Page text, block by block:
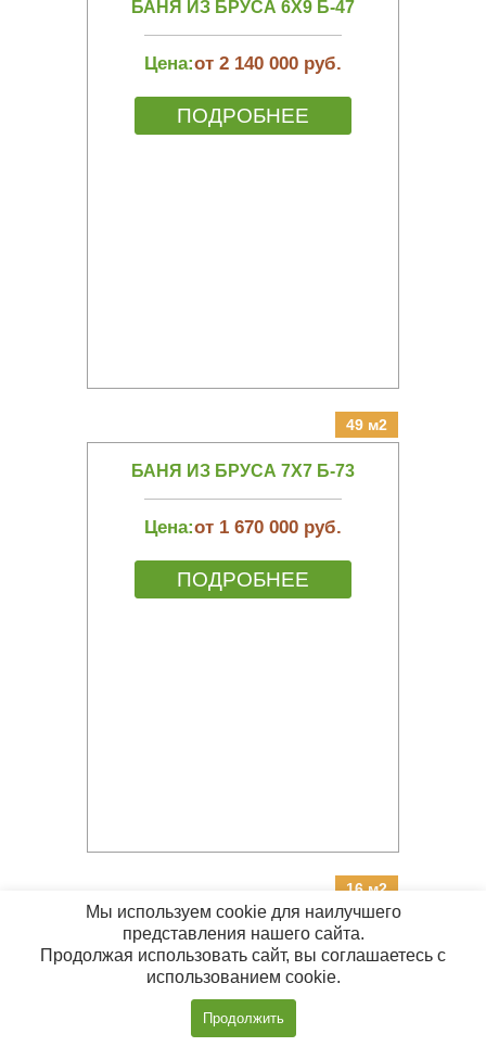
БАНЯ ИЗ БРУСА 6Х9 Б-47
Цена:от 2 140 000 руб.
ПОДРОБНЕЕ
49 м2
БАНЯ ИЗ БРУСА 7Х7 Б-73
Цена:от 1 670 000 руб.
ПОДРОБНЕЕ
16 м2
БАНЯ ИЗ БРУСА 4Х4 Б-30
ПОДРОБНЕЕ
Позвонить
с 09:00 до 20:00
Мы используем cookie для наилучшего
представления нашего сайта.
Продолжая использовать сайт, вы соглашаетесь с
использованием cookie.
Продолжить